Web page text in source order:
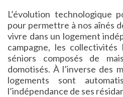
L’évolution technologique
pour permettre à nos aînés
vivre dans un logement
campagne, les
séniors composés de
domotisés. À l’inverse des
logements sont
l’indépendance de ses